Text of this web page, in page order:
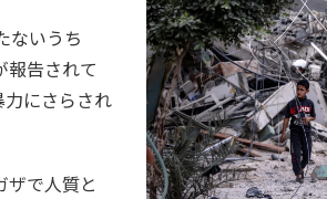
ないうち
報告されて
にさらされ
で人質と